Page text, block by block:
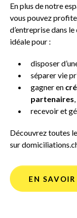
En plus de notre
vous pouvez
d’entreprise dans
idéale pour :
disposer
séparer vie
gagner en
partenaires
recevoir et
Découvrez toutes
sur
EN SAVOIR